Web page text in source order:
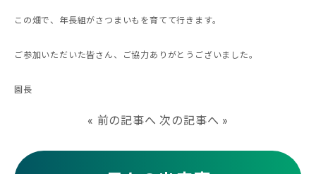
この畑で、年長組がさつまいもを育てて行きます。
ご参加いただいた皆さん、ご協力ありがとうございました。
園長
« 前の記事へ 次の記事へ »